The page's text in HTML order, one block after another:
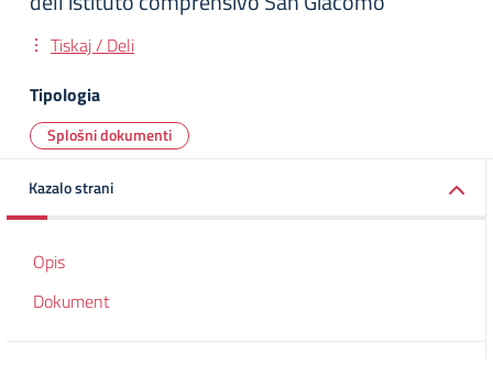
Tiskaj / Deli
Tipologia
Splošni dokumenti
Kazalo strani
Opis
Dokument